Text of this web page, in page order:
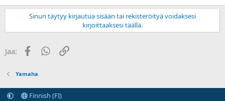
Sinun täytyy kirjautua sisään tai rekisteröityä voidaksesi
kirjoittaaksesi täällä.
Jaa: FacebookWhatsApp
Linkki
Yamaha
Finnish (FI)